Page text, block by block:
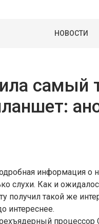
НОВОСТИ
самый
информация о
слухи. Как и
получил такой же
интереснее.
процессор